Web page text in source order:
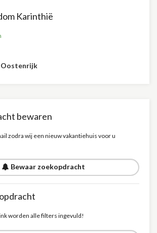
Karinthië
Oostenrijk
bewaren
zodra wij een nieuw vakantiehuis voor u
Bewaar zoekopdracht
worden alle filters ingevuld!